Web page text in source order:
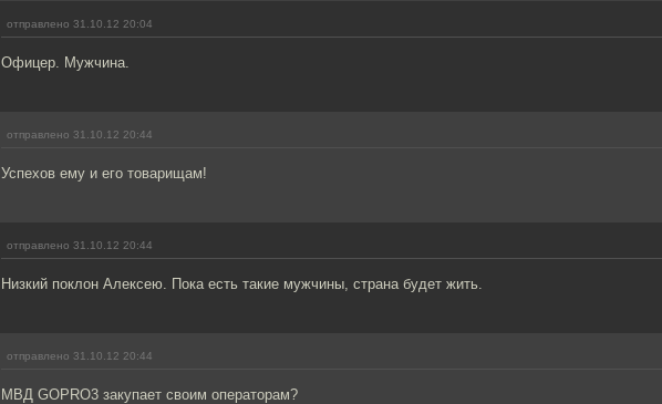
отправлено 31.10.12 20:04
Офицер. Мужчина.
отправлено 31.10.12 20:44
Успехов ему и его товарищам!
отправлено 31.10.12 20:44
Низкий поклон Алексею. Пока есть такие мужчины, страна будет жить.
отправлено 31.10.12 20:44
МВД GOPRO3 закупает своим операторам?